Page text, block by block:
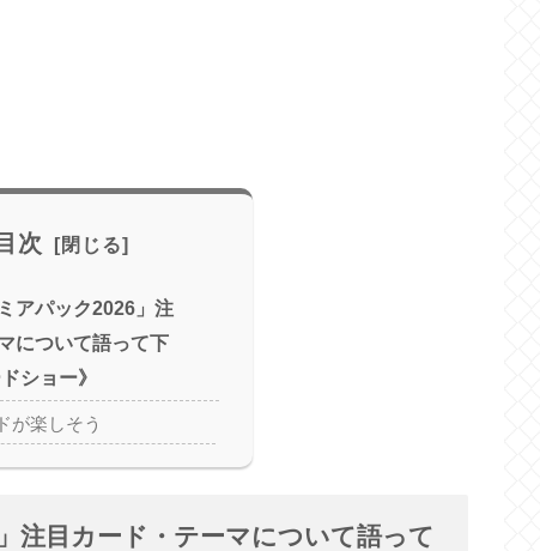
次
アパック2026」注
について語って下
ショー》
が楽しそう
注目カード・テーマについて語って